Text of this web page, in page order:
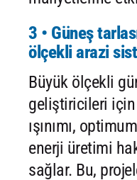
3 • Güneş
ölçekli arazi
Büyük ölçekli
geliştiricileri için
ışınımı,
enerji üretimi
sağlar. Bu,